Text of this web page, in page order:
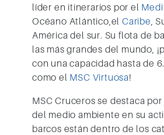
líder en itinerarios por el
Océano Atlántico,elCaribe ,
América del sur. Su flota de
las más grandes del mundo,
con una capacidad hasta de
como el MSC Virtuosa!
MSC Cruceros se destaca
del medio ambiente en su
barcos están dentro de los